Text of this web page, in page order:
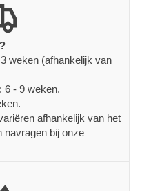
weken (afhankelijk van
6 - 9 weken.
afhankelijk van het
navragen bij onze